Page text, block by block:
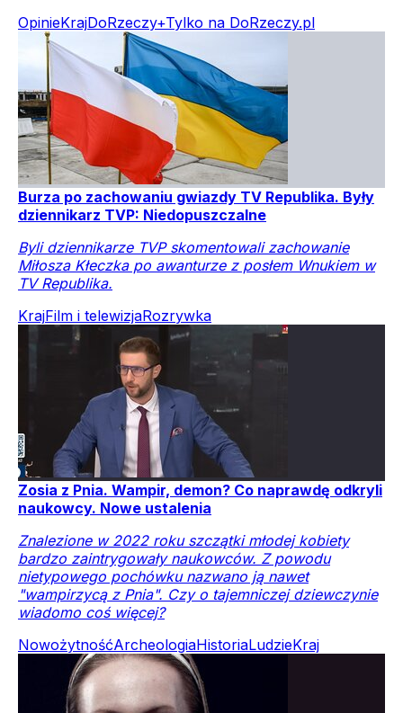
OpinieKrajDoRzeczy+Tylko na DoRzeczy.pl
Burza po zachowaniu gwiazdy TV Republika. Były
dziennikarz TVP: Niedopuszczalne
Byli dziennikarze TVP skomentowali zachowanie
Miłosza Kłeczka po awanturze z posłem Wnukiem w
TV Republika.
KrajFilm i telewizjaRozrywka
Zosia z Pnia. Wampir, demon? Co naprawdę odkryli
naukowcy. Nowe ustalenia
Znalezione w 2022 roku szczątki młodej kobiety
bardzo zaintrygowały naukowców. Z powodu
nietypowego pochówku nazwano ją nawet
"wampirzycą z Pnia". Czy o tajemniczej dziewczynie
wiadomo coś więcej?
NowożytnośćArcheologiaHistoriaLudzieKraj